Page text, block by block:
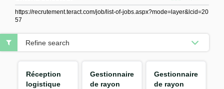
https://recrutement.teract.com/job/list-of-jobs.aspx?mode=layer&lcid=20
57
Réception
logistique
Gestionnaire
de rayon
Gestionnaire
de rayon
Refine search